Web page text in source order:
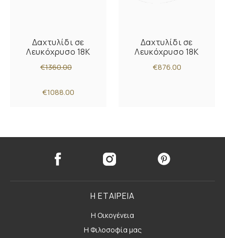
Δαχτυλίδι σε
Λευκόχρυσο 18Κ
€1360.00
€1088.00
Δαχτυλίδι σε
Λευκόχρυσο 18K
€876.00
Η ΕΤΑΙΡΕΙΑ
Η Οικογένεια
Η Φιλοσοφία μας